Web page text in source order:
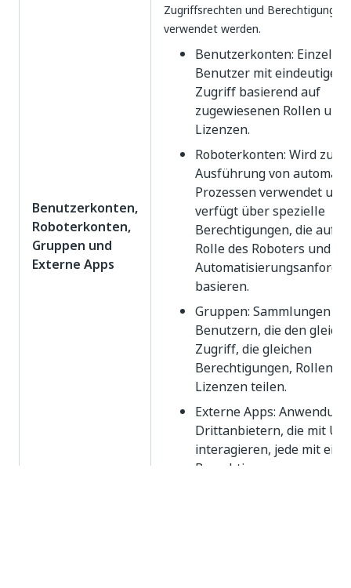
Benutzerkonten,
Roboterkonten,
Gruppen und
Externe Apps
Zugriffsrechten und Berechtigungen
verwendet werden.
Benutzerkonten: Einzelne
Benutzer mit eindeutigem
Zugriff basierend auf
zugewiesenen Rollen und
Lizenzen.
Roboterkonten: Wird zur
Ausführung von
Prozessen verwendet und
verfügt über spezielle
Berechtigungen, die auf
Rolle des Roboters und
basieren.
Gruppen: Sammlungen
Benutzern, die den
Zugriff, die gleichen
Berechtigungen, Rollen
Lizenzen teilen.
Externe Apps:
Drittanbietern, die mit
interagieren, jede mit
Berechtigungen